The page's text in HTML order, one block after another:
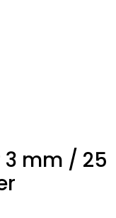
3 mm / 25